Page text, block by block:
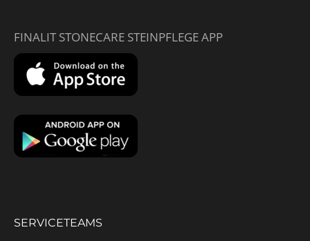
FINALIT STONECARE STEINPFLEGE APP
SERVICETEAMS